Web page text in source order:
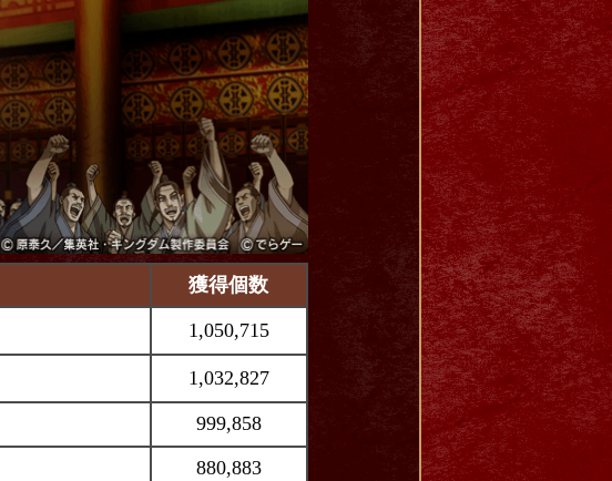
獲得個数
1,050,715
1,032,827
999,858
880,883